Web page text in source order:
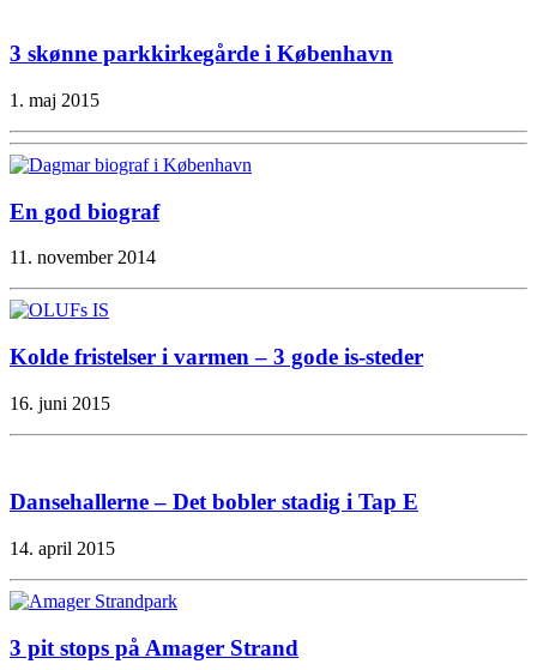
3 skønne parkkirkegårde i København
1. maj 2015
En god biograf
11. november 2014
Kolde fristelser i varmen – 3 gode is-steder
16. juni 2015
Dansehallerne – Det bobler stadig i Tap E
14. april 2015
3 pit stops på Amager Strand